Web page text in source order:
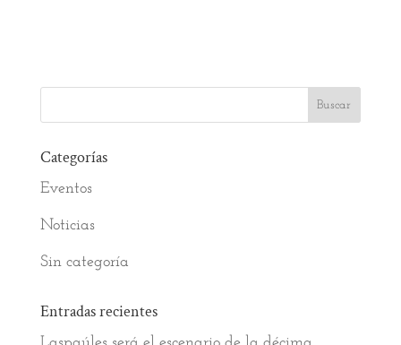
Categorías
Eventos
Noticias
Sin categoría
Entradas recientes